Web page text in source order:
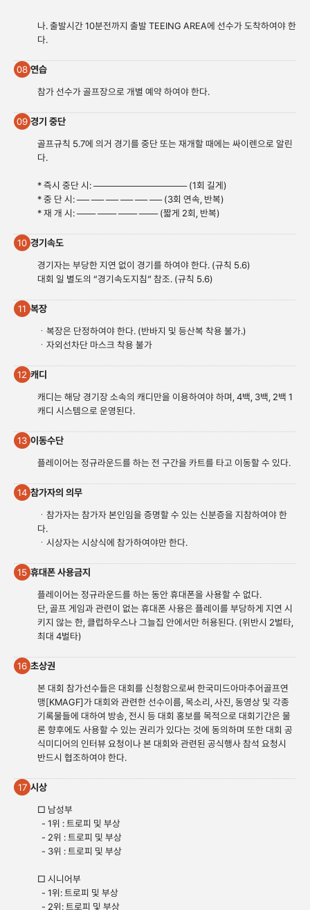
나. 출발시간 10분전까지 출발 TEEING AREA에 선수가 도착하여야 한
다.
08 연습
참가 선수가 골프장으로 개별 예약 하여야 한다.
09 경기 중단
골프규칙 5.7에 의거 경기를 중단 또는 재개할 때에는 싸이렌으로 알린
다.
* 즉시 중단 시: ─────────────── (1회 길게)
* 중 단 시: ── ── ── ── ── ── (3회 연속, 반복)
* 재 개 시: ─── ─── ─── ─── (짧게 2회, 반복)
10 경기속도
경기자는 부당한 지연 없이 경기를 하여야 한다. (규칙 5.6)
대회 일 별도의 “경기속도지침” 참조. (규칙 5.6)
11 복장
ㆍ복장은 단정하여야 한다. (반바지 및 등산복 착용 불가.)
ㆍ자외선차단 마스크 착용 불가
12 캐디
캐디는 해당 경기장 소속의 캐디만을 이용하여야 하며, 4백, 3백, 2백 1
캐디 시스템으로 운영된다.
13 이동수단
플레이어는 정규라운드를 하는 전 구간을 카트를 타고 이동할 수 있다.
14 참가자의 의무
ㆍ참가자는 참가자 본인임을 증명할 수 있는 신분증을 지참하여야 한
다.
ㆍ시상자는 시상식에 참가하여야만 한다.
15 휴대폰 사용금지
플레이어는 정규라운드를 하는 동안 휴대폰을 사용할 수 없다.
단, 골프 게임과 관련이 없는 휴대폰 사용은 플레이를 부당하게 지연 시
키지 않는 한, 클럽하우스나 그늘집 안에서만 허용된다. (위반시 2벌타,
최대 4벌타)
16 초상권
본 대회 참가선수들은 대회를 신청함으로써 한국미드아마추어골프연
맹[KMAGF]가 대회와 관련한 선수이름, 목소리, 사진, 동영상 및 각종
기록물들에 대하여 방송, 전시 등 대회 홍보를 목적으로 대회기간은 물
론 향후에도 사용할 수 있는 권리가 있다는 것에 동의하며 또한 대회 공
식미디어의 인터뷰 요청이나 본 대회와 관련된 공식행사 참석 요청시
반드시 협조하여야 한다.
17 시상
□ 남성부
- 1위 : 트로피 및 부상
- 2위 : 트로피 및 부상
- 3위 : 트로피 및 부상
□ 시니어부
- 1위: 트로피 및 부상
- 2위: 트로피 및 부상